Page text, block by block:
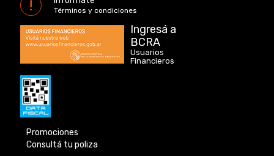
Términos y condiciones
Ingresá a
BCRA
Usuarios
Financieros
Promociones
Consultá tu poliza